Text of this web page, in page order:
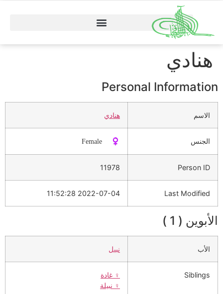
هنادي
Personal Information
الاسم هنادي
الجنس ♀️ Female
Person ID
11978
Last Modified
2022-07-04 11:52:28
الأبوين ( 1 )
الأب نبيل
Siblings
♀️ غادة
♀️ نبيلة